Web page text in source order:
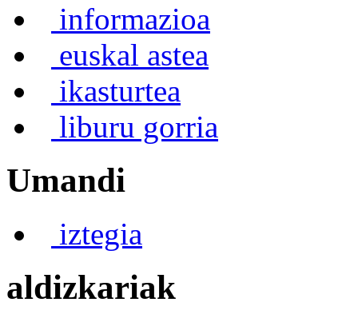
informazioa
euskal astea
ikasturtea
liburu gorria
Umandi
iztegia
aldizkariak